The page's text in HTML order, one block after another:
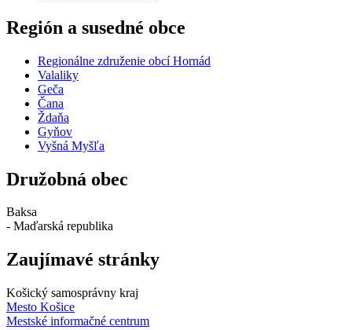
Región a susedné obce
Regionálne združenie obcí Hornád
Valaliky
Geča
Čana
Ždaňa
Gyňov
Vyšná Myšľa
Družobná obec
Baksa
- Maďarská republika
Zaujímavé stránky
Košický samosprávny kraj
Mesto Košice
Mestské informačné centrum